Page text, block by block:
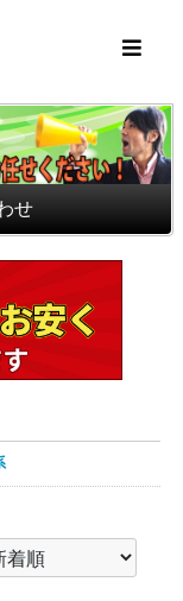
せ